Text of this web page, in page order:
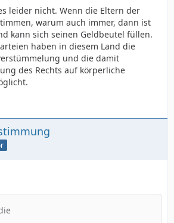
leider nicht. Wenn die Eltern der
warum auch immer, dann ist
kann sich seinen Geldbeutel füllen.
haben in diesem Land die
und die damit
des Rechts auf körperliche